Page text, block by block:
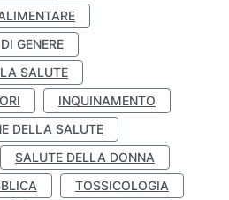
GENERE
SALUTE
INQUINAMENTO
DELLA SALUTE
SALUTE DELLA DONNA
TOSSICOLOGIA